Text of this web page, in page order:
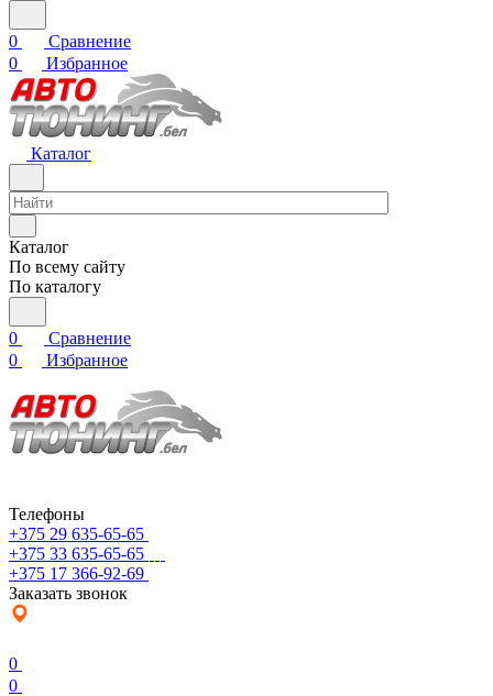
0
Сравнение
0
Избранное
Каталог
Каталог
По всему сайту
По каталогу
0
Сравнение
0
Избранное
Телефоны
+375 29 635-65-65
+375 33 635-65-65
+375 17 366-92-69
Заказать звонок
0
0